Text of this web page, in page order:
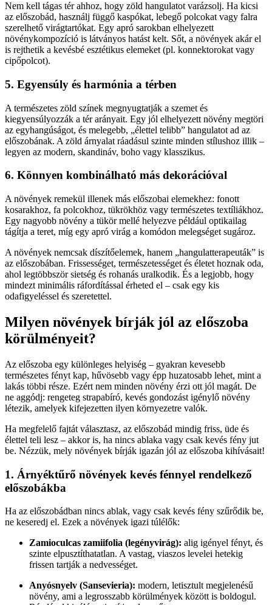
Nem kell tágas tér ahhoz, hogy zöld hangulatot varázsolj. Ha kicsi
az előszobád, használj függő kaspókat, lebegő polcokat vagy falra
szerelhető virágtartókat. Egy apró sarokban elhelyezett
növénykompozíció is látványos hatást kelt. Sőt, a növények akár el
is rejthetik a kevésbé esztétikus elemeket (pl. konnektorokat vagy
cipőpolcot).
5. Egyensúly és harmónia a térben
A természetes zöld színek megnyugtatják a szemet és
kiegyensúlyozzák a tér arányait. Egy jól elhelyezett növény megtöri
az egyhangúságot, és melegebb, „élettel telibb” hangulatot ad az
előszobának. A zöld árnyalat ráadásul szinte minden stílushoz illik –
legyen az modern, skandináv, boho vagy klasszikus.
6. Könnyen kombinálható más dekorációval
A növények remekül illenek más előszobai elemekhez: fonott
kosarakhoz, fa polcokhoz, tükrökhöz vagy természetes textíliákhoz.
Egy nagyobb növény a tükör mellé helyezve például optikailag
tágítja a teret, míg egy apró virág a komódon melegséget sugároz.
A növények nemcsak díszítőelemek, hanem „hangulatterapeuták” is
az előszobában. Frissességet, természetességet és életet hoznak oda,
ahol legtöbbször sietség és rohanás uralkodik. És a legjobb, hogy
mindezt minimális ráfordítással érheted el – csak egy kis
odafigyeléssel és szeretettel.
Milyen növények bírják jól az előszoba
körülményeit?
Az előszoba egy különleges helyiség – gyakran kevesebb
természetes fényt kap, hűvösebb vagy épp huzatosabb lehet, mint a
lakás többi része. Ezért nem minden növény érzi ott jól magát. De
ne aggódj: rengeteg strapabíró, kevés gondozást igénylő növény
létezik, amelyek kifejezetten ilyen környezetre valók.
Ha megfelelő fajtát választasz, az előszobád mindig friss, üde és
élettel teli lesz – akkor is, ha nincs ablaka vagy csak kevés fény jut
be. Nézzük, mely növények bírják igazán jól az előszoba kihívásait!
1. Árnyéktűrő növények kevés fénnyel rendelkező
előszobákba
Ha az előszobádban nincs ablak, vagy csak kevés fény szűrődik be,
ne keseredj el. Ezek a növények igazi túlélők:
Zamioculcas zamiifolia (legényvirág): alig igényel fényt, és
szinte elpusztíthatatlan. A vastag, viaszos levelei hetekig
frissen tartják a nedvességet.
Anyósnyelv (Sansevieria): modern, letisztult megjelenésű
növény, ami a legrosszabb körülmények között is boldogul.